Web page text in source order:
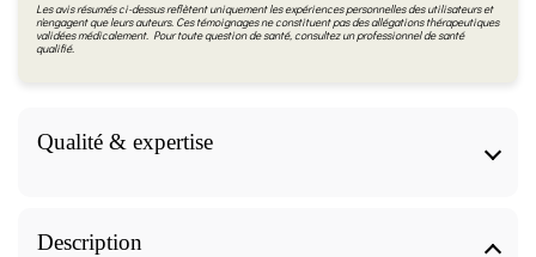
Les avis résumés ci-dessus reflètent uniquement les expériences personnelles des utilisateurs et
n'engagent que leurs auteurs. Ces témoignages ne constituent pas des allégations thérapeutiques
validées médicalement. Pour toute question de santé, consultez un professionnel de santé
qualifié.
Description
Qualité & expertise